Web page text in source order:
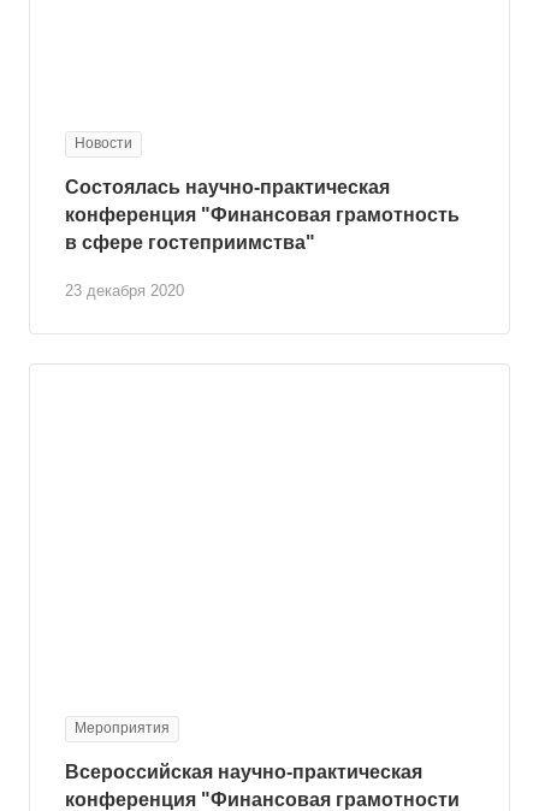
Новости
23 декабря 2020
Состоялась научно-практическая
конференция "Финансовая грамотность
в сфере гостеприимства"
Мероприятия
Всероссийская научно-практическая
конференция "Финансовая грамотности